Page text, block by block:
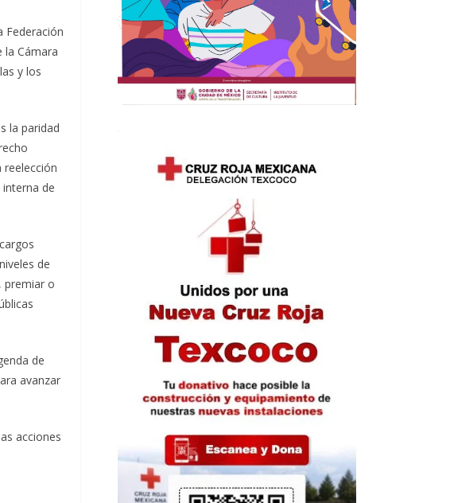
Federación
la Cámara
y los
la paridad
reelección
de
de
premiar o
de
avanzar
acciones